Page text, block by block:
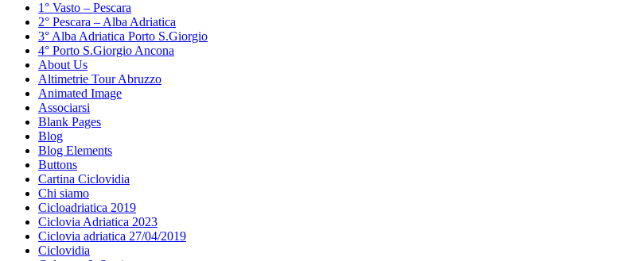
1° Vasto – Pescara
2° Pescara – Alba Adriatica
3° Alba Adriatica Porto S.Giorgio
4° Porto S.Giorgio Ancona
About Us
Altimetrie Tour Abruzzo
Animated Image
Associarsi
Blank Pages
Blog
Blog Elements
Buttons
Cartina Ciclovidia
Chi siamo
Cicloadriatica 2019
Ciclovia Adriatica 2023
Ciclovia adriatica 27/04/2019
Ciclovidia